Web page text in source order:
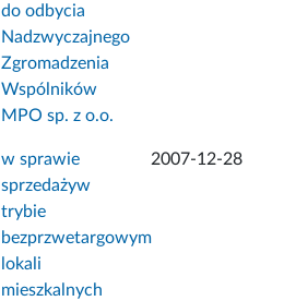
do odbycia
Nadzwyczajnego
Zgromadzenia
Wspólników
MPO sp. z o.o.
w sprawie
sprzedażyw
trybie
bezprzwetargowym
lokali
mieszkalnych
2007-12-28